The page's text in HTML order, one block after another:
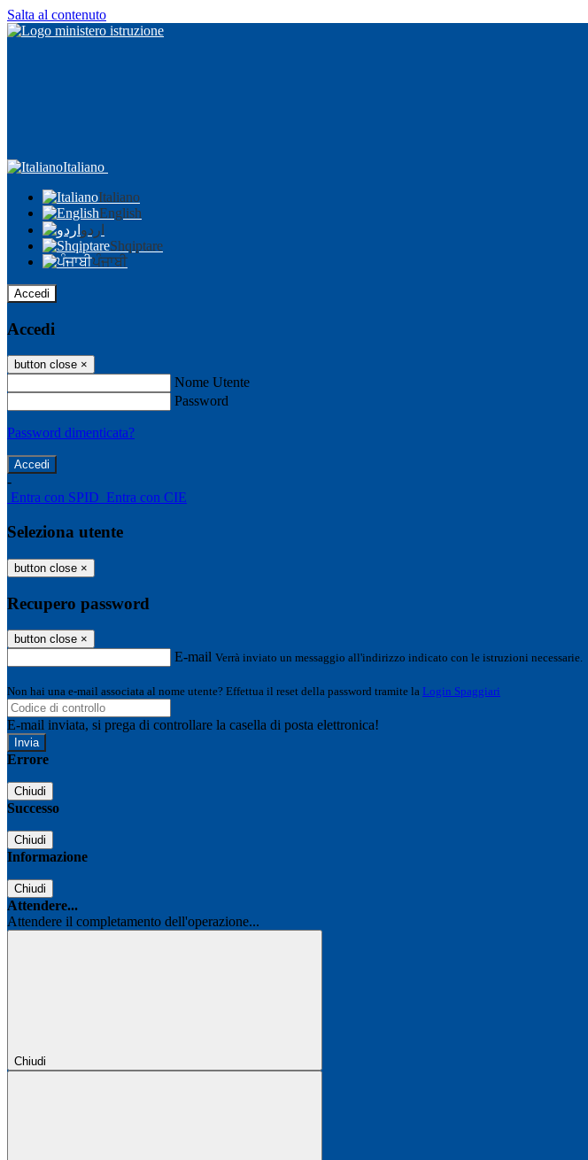
Salta al contenuto
Italiano
Italiano
English
اردو
Shqiptare
ਪੰਜਾਬੀ
Accedi
Accedi
button close ×
Nome Utente
Password
Password dimenticata?
-
Entra con SPID Entra con CIE
Seleziona utente
button close ×
Recupero password
button close ×
E-mail Verrà inviato un messaggio all'indirizzo indicato con le istruzioni necessarie.
Non hai una e-mail associata al nome utente? Effettua il reset della password tramite la Login Spaggiari
E-mail inviata, si prega di controllare la casella di posta elettronica!
Errore
Chiudi
Successo
Chiudi
Informazione
Chiudi
Attendere...
Attendere il completamento dell'operazione...
Chiudi